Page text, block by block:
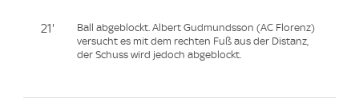
21'
Ball abgeblockt. Albert Gudmundsson (AC Florenz)
versucht es mit dem rechten Fuß aus der Distanz,
der Schuss wird jedoch abgeblockt.